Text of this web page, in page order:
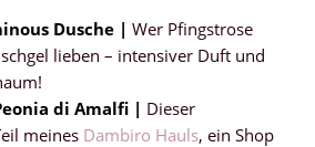
Dusche | Wer Pfingstrose
lieben – intensiver Duft und
di Amalfi | Dieser
meines Dambiro Hauls, ein Shop